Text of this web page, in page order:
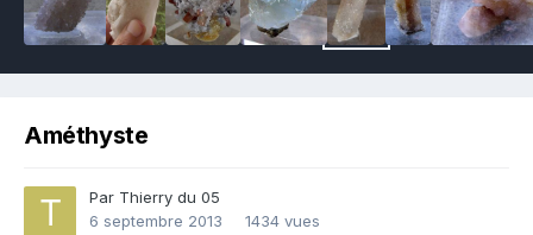
Améthyste
Par Thierry du 05
6 septembre 2013
1434 vues